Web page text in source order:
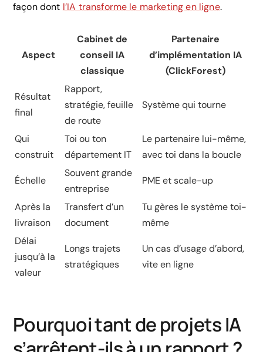
façon dont l’IA transforme le marketing en ligne.
Aspect
Cabinet de
conseil IA
classique
Partenaire
d’implémentation IA
(ClickForest)
Résultat
final
Rapport,
stratégie, feuille
de route
Système qui tourne
Qui
construit
Toi ou ton
département IT
Le partenaire lui-même,
avec toi dans la boucle
Échelle
Souvent grande
entreprise
PME et scale-up
Après la
livraison
Transfert d’un
document
Tu gères le système toi-
même
Délai
jusqu’à la
valeur
Longs trajets
stratégiques
Un cas d’usage d’abord,
vite en ligne
Pourquoi tant de projets IA